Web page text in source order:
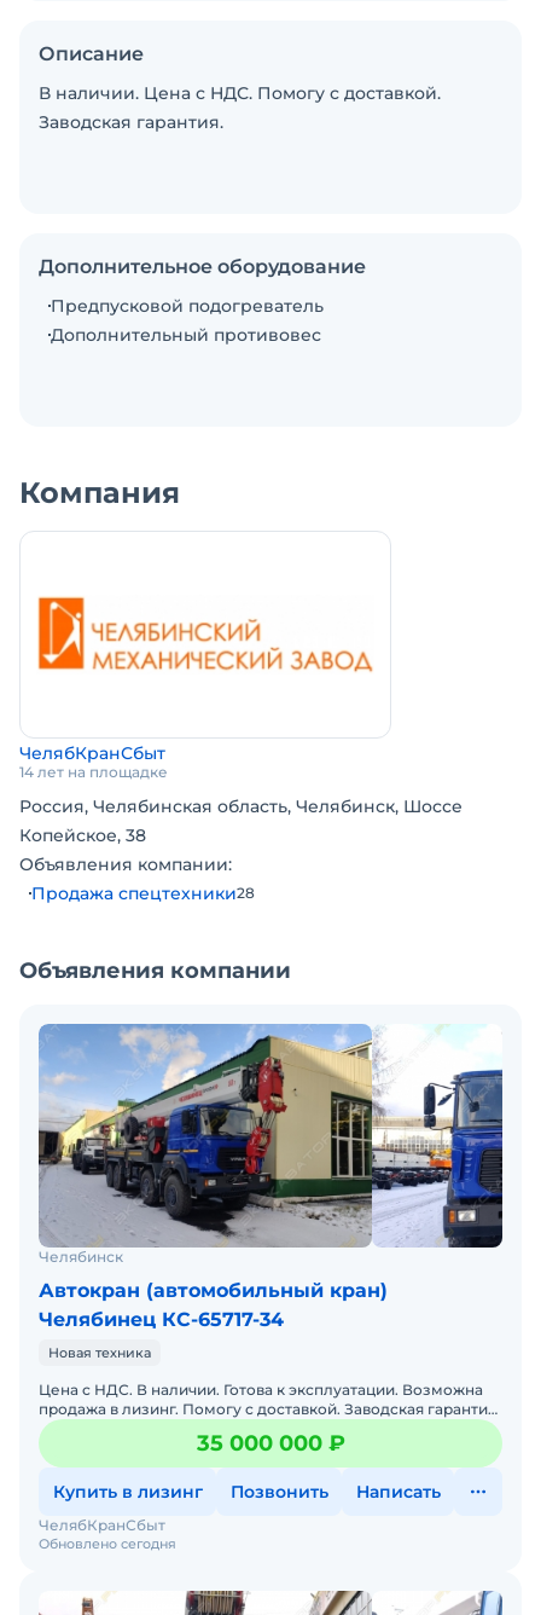
Описание
В наличии. Цена с НДС. Помогу с доставкой.
Заводская гарантия.
Дополнительное оборудование
Предпусковой подогреватель
Дополнительный противовес
Компания
ЧелябКранСбыт
14 лет на площадке
Россия, Челябинская область, Челябинск, Шоссе
Копейское, 38
Объявления компании:
Продажа спецтехники28
Объявления компании
Челябинск
Автокран (автомобильный кран)
Челябинец КС-65717-34
Новая техника
Цена с НДС. В наличии. Готова к эксплуатации. Возможна
продажа в лизинг. Помогу с доставкой. Заводская гарантия.
Полная документация.
35 000 000 ₽
Купить в лизинг Позвонить Написать
Обновлено сегодня
ЧелябКранСбыт